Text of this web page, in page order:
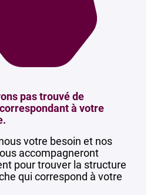
pas trouvé de
à votre
votre besoin et nos
accompagneront
pour trouver la structure
qui correspond à votre